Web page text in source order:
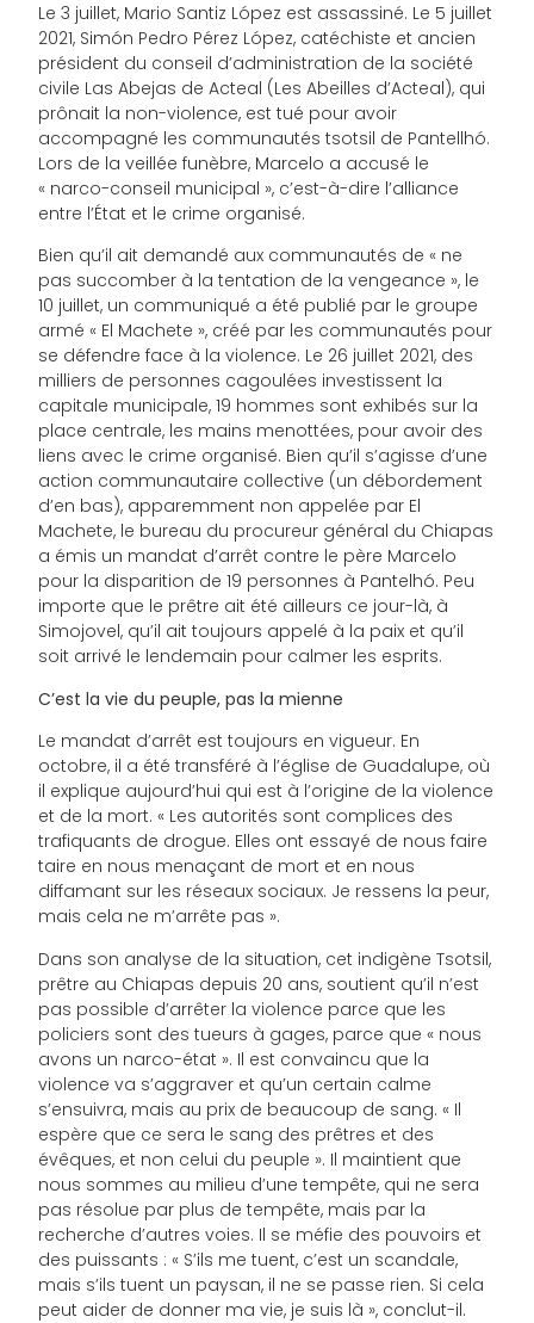
Le 3 juillet, Mario Santiz López est assassiné. Le 5 juillet
2021, Simón Pedro Pérez López, catéchiste et ancien
président du conseil d’administration de la société
civile Las Abejas de Acteal (Les Abeilles d’Acteal), qui
prônait la non-violence, est tué pour avoir
accompagné les communautés tsotsil de Pantellhó.
Lors de la veillée funèbre, Marcelo a accusé le
« narco-conseil municipal », c’est-à-dire l’alliance
entre l’État et le crime organisé.
Bien qu’il ait demandé aux communautés de « ne
pas succomber à la tentation de la vengeance », le
10 juillet, un communiqué a été publié par le groupe
armé « El Machete », créé par les communautés pour
se défendre face à la violence. Le 26 juillet 2021, des
milliers de personnes cagoulées investissent la
capitale municipale, 19 hommes sont exhibés sur la
place centrale, les mains menottées, pour avoir des
liens avec le crime organisé. Bien qu’il s’agisse d’une
action communautaire collective (un débordement
d’en bas), apparemment non appelée par El
Machete, le bureau du procureur général du Chiapas
a émis un mandat d’arrêt contre le père Marcelo
pour la disparition de 19 personnes à Pantelhó. Peu
importe que le prêtre ait été ailleurs ce jour-là, à
Simojovel, qu’il ait toujours appelé à la paix et qu’il
soit arrivé le lendemain pour calmer les esprits.
C’est la vie du peuple, pas la mienne
Le mandat d’arrêt est toujours en vigueur. En
octobre, il a été transféré à l’église de Guadalupe, où
il explique aujourd’hui qui est à l’origine de la violence
et de la mort. « Les autorités sont complices des
trafiquants de drogue. Elles ont essayé de nous faire
taire en nous menaçant de mort et en nous
diffamant sur les réseaux sociaux. Je ressens la peur,
mais cela ne m’arrête pas ».
Dans son analyse de la situation, cet indigène Tsotsil,
prêtre au Chiapas depuis 20 ans, soutient qu’il n’est
pas possible d’arrêter la violence parce que les
policiers sont des tueurs à gages, parce que « nous
avons un narco-état ». Il est convaincu que la
violence va s’aggraver et qu’un certain calme
s’ensuivra, mais au prix de beaucoup de sang. « Il
espère que ce sera le sang des prêtres et des
évêques, et non celui du peuple ». Il maintient que
nous sommes au milieu d’une tempête, qui ne sera
pas résolue par plus de tempête, mais par la
recherche d’autres voies. Il se méfie des pouvoirs et
des puissants : « S’ils me tuent, c’est un scandale,
mais s’ils tuent un paysan, il ne se passe rien. Si cela
peut aider de donner ma vie, je suis là », conclut-il.